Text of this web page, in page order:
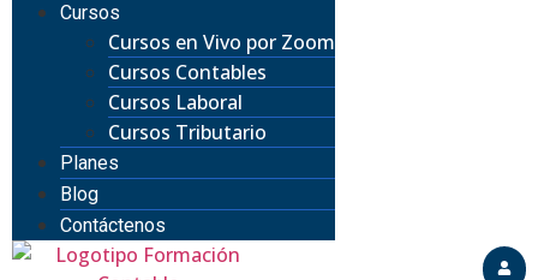
Cursos
Cursos en Vivo por Zoom
Cursos Contables
Cursos Laboral
Cursos Tributario
Planes
Blog
Contáctenos